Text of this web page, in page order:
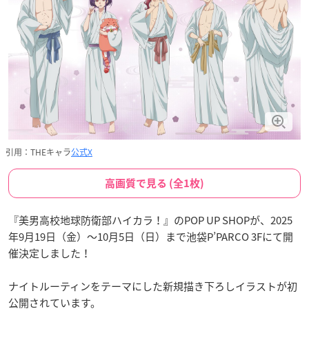
引用：THEキャラ公式X
高画質で見る (全1枚)
『美男高校地球防衛部ハイカラ！』のPOP UP SHOPが、2025
年9月19日（金）〜10月5日（日）まで池袋P’PARCO 3Fにて開
催決定しました！
ナイトルーティンをテーマにした新規描き下ろしイラストが初
公開されています。